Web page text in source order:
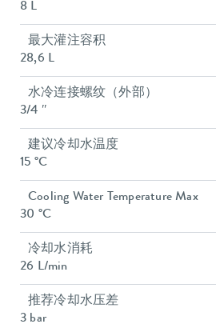
8 L
最大灌注容积
28,6 L
水冷连接螺纹（外部）
3/4 ″
建议冷却水温度
15 °C
Cooling Water Temperature Max
30 °C
冷却水消耗
26 L/min
推荐冷却水压差
3 bar